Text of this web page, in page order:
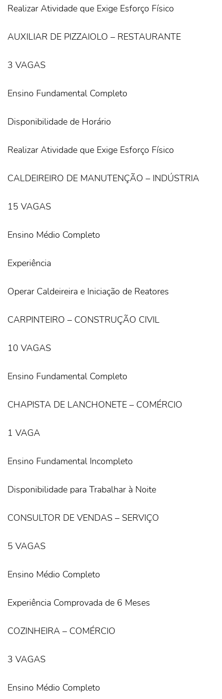
Realizar Atividade que Exige Esforço Físico
AUXILIAR DE PIZZAIOLO – RESTAURANTE
3 VAGAS
Ensino Fundamental Completo
Disponibilidade de Horário
Realizar Atividade que Exige Esforço Físico
CALDEIREIRO DE MANUTENÇÃO – INDÚSTRIA
15 VAGAS
Ensino Médio Completo
Experiência
Operar Caldeireira e Iniciação de Reatores
CARPINTEIRO – CONSTRUÇÃO CIVIL
10 VAGAS
Ensino Fundamental Completo
CHAPISTA DE LANCHONETE – COMÉRCIO
1 VAGA
Ensino Fundamental Incompleto
Disponibilidade para Trabalhar à Noite
CONSULTOR DE VENDAS – SERVIÇO
5 VAGAS
Ensino Médio Completo
Experiência Comprovada de 6 Meses
COZINHEIRA – COMÉRCIO
3 VAGAS
Ensino Médio Completo